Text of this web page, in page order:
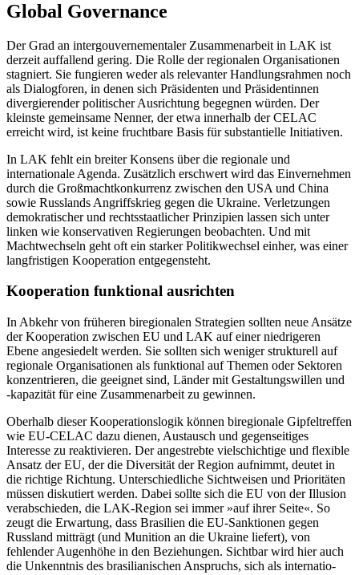
Global Governance
Der Grad an intergouvernementaler Zusam­menarbeit in LAK ist
derzeit auffallend gering. Die Rolle der regionalen Organisa­tionen
stagniert. Sie fungieren weder als relevanter Handlungsrahmen noch
als Dia­logforen, in denen sich Präsidenten und Präsidentinnen
divergierender politischer Ausrichtung begegnen würden. Der
kleinste gemeinsame Nenner, der etwa innerhalb der CELAC
erreicht wird, ist keine frucht­bare Basis für substantielle Initiativen.
In LAK fehlt ein breiter Konsens über die regionale und
internationale Agenda. Zu­sätzlich erschwert wird das Einvernehmen
durch die Großmachtkonkurrenz zwischen den USA und China
sowie Russlands An­griffskrieg gegen die Ukraine. Verletzungen
demokratischer und rechtsstaatlicher Prin­zipien lassen sich unter
linken wie konser­vativen Regierungen beobachten. Und mit
Machtwechseln geht oft ein starker Politik­wechsel einher, was einer
langfristigen Kooperation entgegensteht.
Kooperation funktional ausrichten
In Abkehr von früheren biregionalen Strate­gien sollten neue Ansätze
der Kooperation zwischen EU und LAK auf einer niedrigeren
Ebene angesiedelt werden. Sie sollten sich weniger strukturell auf
regionale Organi­sa­tionen als funktional auf Themen oder Sek­toren
konzentrieren, die geeignet sind, Län­der mit Gestaltungs­willen und
‑kapazität für eine Zusammen­arbeit zu gewinnen.
Oberhalb dieser Kooperationslogik kön­nen biregionale Gipfeltreffen
wie EU-CELAC dazu dienen, Austausch und gegenseitiges
Interesse zu reaktivieren. Der angestrebte vielschichtige und flexible
Ansatz der EU, der die Diversität der Region aufnimmt, deutet in
die richtige Richtung. Unter­schied­liche Sichtweisen und Prioritäten
müssen diskutiert werden. Dabei sollte sich die EU von der Illusion
verabschieden, die LAK-Region sei immer »auf ihrer Seite«. So
zeugt die Erwartung, dass Brasi­lien die EU-Sank­tionen gegen
Russland mit­trägt (und Muni­tion an die Ukraine liefert), von
fehlender Augenhöhe in den Bezie­hun­gen. Sicht­bar wird hier auch
die Unkennt­nis des bra­silia­nischen Anspruchs, sich als inter­natio­